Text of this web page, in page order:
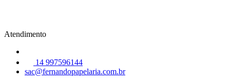
Atendimento
14 997596144
sac@fernandopapelaria.com.br